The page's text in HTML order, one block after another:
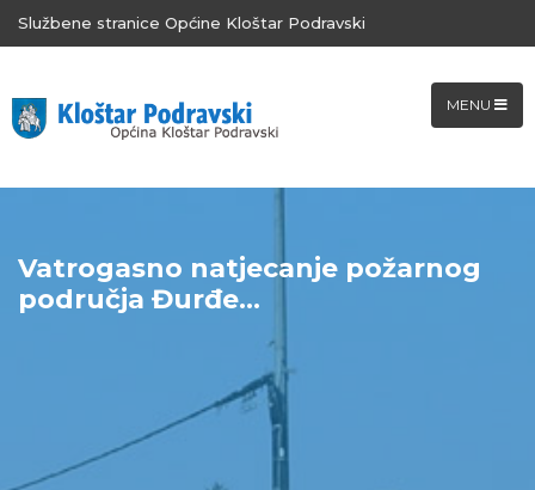
Službene stranice Općine Kloštar Podravski
MENU
Vatrogasno natjecanje požarnog
područja Đurđe...